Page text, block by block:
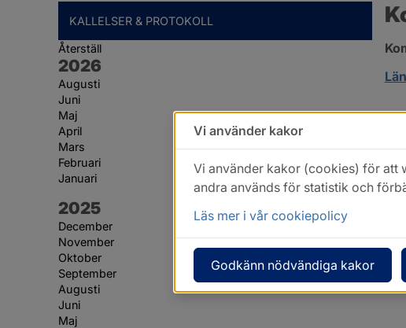
KALLELSER & PROTOKOLL
Återställ
År:
2026
Augusti
Juni
Maj
April
Mars
Februari
Januari
År:
2025
December
November
Oktober
September
Augusti
Juni
Maj
Vi använder kakor
Vi använder kakor (cookies) för att
andra används för statistik och
Läs mer i vår cookiepolicy
Godkänn nödvändiga kakor